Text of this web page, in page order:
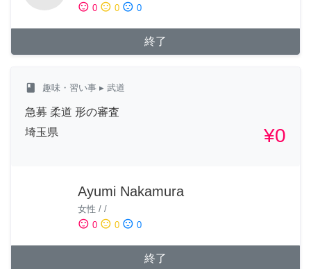
sentiment_satisfied 0 sentiment_neutral 0 sentiment_dissatisfied 0
終了
class 趣味・習い事 ▸ 武道
急募 柔道 形の審査
埼玉県
¥0
Ayumi Nakamura
女性 / /
sentiment_satisfied 0 sentiment_neutral 0 sentiment_dissatisfied 0
終了